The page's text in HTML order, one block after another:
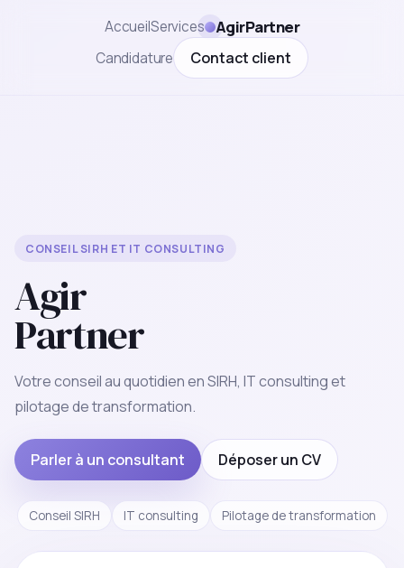
AccueilServices AgirPartner
Candidature Contact client
CONSEIL SIRH ET IT CONSULTING
Agir
Partner
Votre conseil au quotidien en SIRH, IT consulting et
pilotage de transformation.
Parler à un consultant Déposer un CV
Conseil SIRH IT consulting Pilotage de transformation